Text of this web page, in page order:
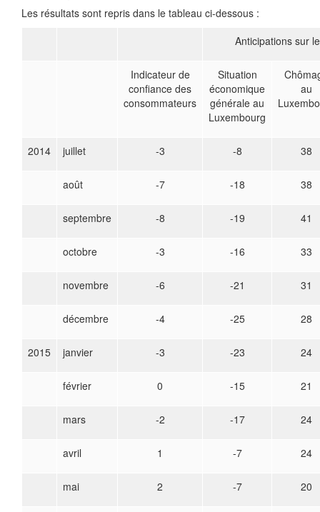
Les résultats sont repris dans le tableau ci-dessous :
Anticipations sur
Indicateur de
confiance des
consommateurs
Situation
économique
générale au
Luxembourg
au
2014 juillet -3 -8 38
août -7 -18 38
septembre -8 -19 41
octobre -3 -16 33
novembre -6 -21 31
décembre -4 -25 28
2015 janvier -3 -23 24
février 0 -15 21
mars -2 -17 24
avril 1 -7 24
mai 2 -7 20